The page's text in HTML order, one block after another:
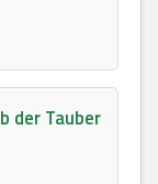
der Tauber